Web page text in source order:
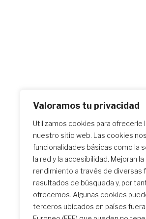
Valoramos tu privacidad
Utilizamos cookies para ofrecerle
nuestro sitio web. Las cookies
funcionalidades básicas como la
la red y la accesibilidad. Mejoran
rendimiento a través de diversas
resultados de búsqueda y, por
ofrecemos. Algunas cookies
terceros ubicados en países
Similar Posts
El encuentro de
inicial: un camino
transformador